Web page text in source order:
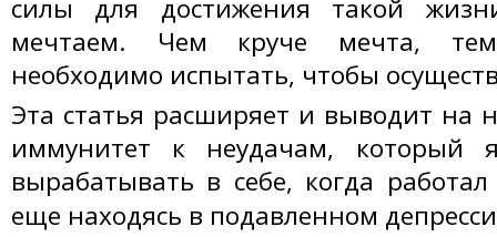
силы для достижения такой
мечтаем. Чем круче мечта,
необходимо испытать, чтобы
Эта статья расширяет и выводит на
иммунитет к неудачам, который
вырабатывать в себе, когда
еще находясь в подавленном